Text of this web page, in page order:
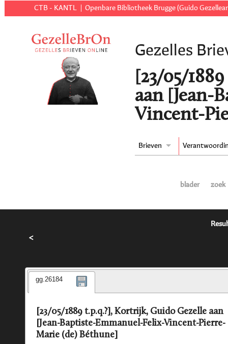
CTB - KANTL Openbare Bibliotheek Brugge (Guido
Gezelles
[23/05/
aan [Jean-
Vincent-
Brieven
blader zoek
<
gg.26184
[23/05/1889 t.p.q.?], Kortrijk, Guido Gezelle aan
[Jean-Baptiste-Emmanuel-Felix-Vincent-Pierre-
Marie (de) Béthune]